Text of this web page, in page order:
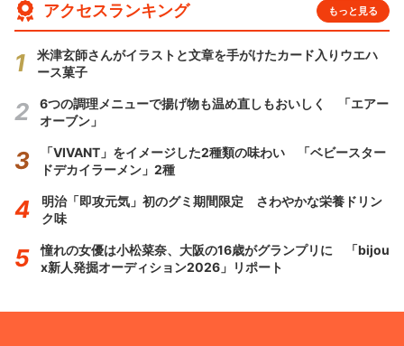
アクセスランキング もっと見る
米津玄師さんがイラストと文章を手がけたカード入りウエハ
ース菓子
6つの調理メニューで揚げ物も温め直しもおいしく 「エアー
オーブン」
「VIVANT」をイメージした2種類の味わい 「ベビースター
ドデカイラーメン」2種
明治「即攻元気」初のグミ期間限定 さわやかな栄養ドリン
ク味
憧れの女優は小松菜奈、大阪の16歳がグランプリに 「bijou
x新人発掘オーディション2026」リポート